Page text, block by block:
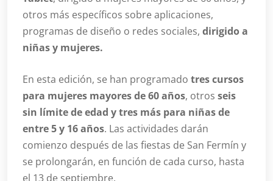
otros más específicos sobre aplicaciones,
programas de diseño o redes sociales, dirigido a
niñas y mujeres.
En esta edición, se han programado tres cursos
para mujeres mayores de 60 años, otros seis
sin límite de edad y tres más para niñas de
entre 5 y 16 años. Las actividades darán
comienzo después de las fiestas de San Fermín y
se prolongarán, en función de cada curso, hasta
el 13 de septiembre.